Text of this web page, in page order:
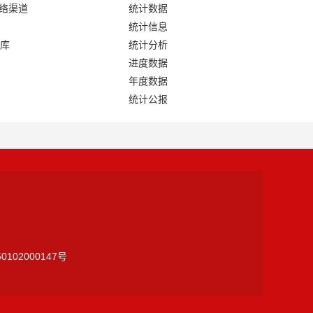
渠道
统计数据
统计信息
统计分析
进度数据
年度数据
统计公报
号